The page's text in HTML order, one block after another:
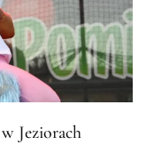
Jeziorach